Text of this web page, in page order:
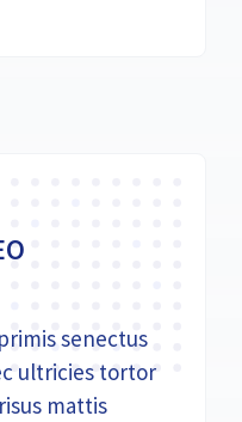
senectus
ultricies tortor
mattis